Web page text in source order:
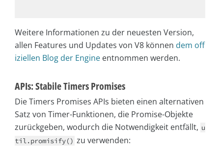
Weitere Informationen zu der neuesten Version,
allen Features und Updates von V8 können dem off
iziellen Blog der Engine entnommen werden.
APIs: Stabile Timers Promises
Die Timers Promises APIs bieten einen alternativen
Satz von Timer-Funktionen, die Promise-Objekte
zurückgeben, wodurch die Notwendigkeit entfällt, u
til.promisify() zu verwenden: